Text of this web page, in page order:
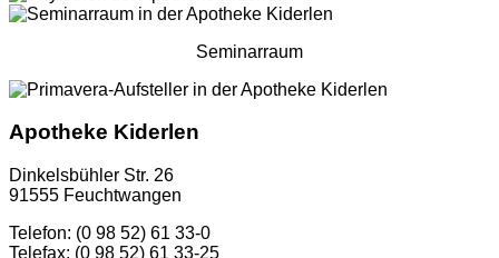
Seminarraum
Apotheke Kiderlen
Dinkelsbühler Str. 26
91555 Feuchtwangen
Telefon: (0 98 52) 61 33-0
Telefax: (0 98 52) 61 33-25